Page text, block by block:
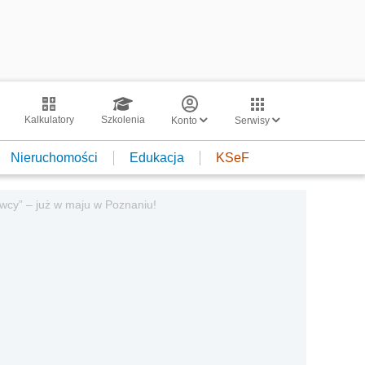
Kalkulatory Szkolenia Konto Serwisy
Nieruchomości Edukacja KSeF
– już w maju w Poznaniu!